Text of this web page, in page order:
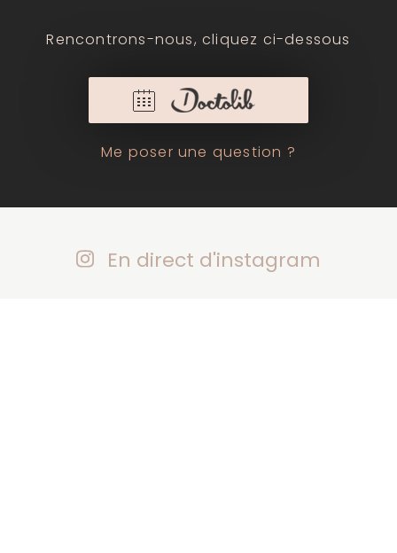
Rencontrons-nous, cliquez ci-dessous
Me poser une question ?
En direct d'instagram